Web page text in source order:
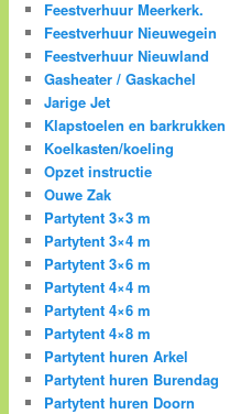
Feestverhuur Meerkerk.
Feestverhuur Nieuwegein
Feestverhuur Nieuwland
Gasheater / Gaskachel
Jarige Jet
Klapstoelen en barkrukken
Koelkasten/koeling
Opzet instructie
Ouwe Zak
Partytent 3×3 m
Partytent 3×4 m
Partytent 3×6 m
Partytent 4×4 m
Partytent 4×6 m
Partytent 4×8 m
Partytent huren Arkel
Partytent huren Burendag
Partytent huren Doorn